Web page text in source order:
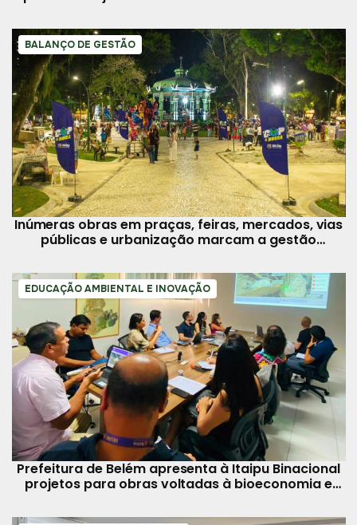
BALANÇO DE GESTÃO
Inúmeras obras em praças, feiras, mercados, vias
públicas e urbanização marcam a gestão
EDUCAÇÃO AMBIENTAL E INOVAÇÃO
Prefeitura de Belém apresenta à Itaipu Binacional
projetos para obras voltadas à bioeconomia e